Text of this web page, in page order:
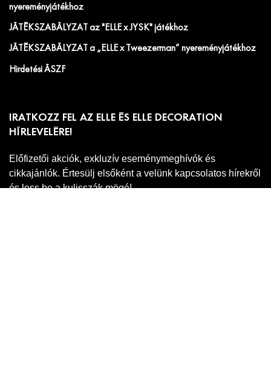
nyereményjátékhoz
JÁTÉKSZABÁLYZAT az "ELLE x JYSK" játékhoz
JÁTÉKSZABÁLYZAT a „ELLE x Tweezerman” nyereményjátékhoz
Hirdetési ÁSZF
IRATKOZZ FEL AZ ELLE ÉS ELLE DECORATION
HÍRLEVELÉRE!
Előfizetői akciók, exkluzív eseménymeghívók és
cikkajánlók. Értesülj elsőként a velünk kapcsolatos hírekről
és less be a kulisszák mögé!